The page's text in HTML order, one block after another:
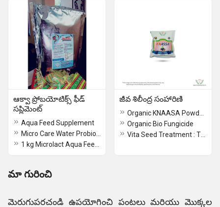
ఆక్వా ప్రోబయోటిక్స్ ఫీడ్
సప్లిమెంట్
Aqua Feed Supplement
జీవ శిలీంద్ర సంహారిణి
Organic Bio Fungicide
మా గురించి
మెరుగుపరచండి ఉపయోగించి పంటలు మరియు మొక్కల